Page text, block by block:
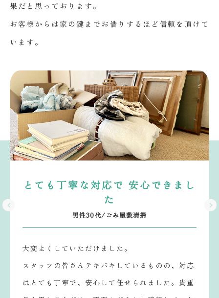
果だと思っております。
お客様からは家の鍵までお借りするほど信頼を頂けて
います。
とても丁寧な対応で 安心できまし
た
男性30代/ごみ屋敷清掃
大変よくしていただけました。
スタッフの皆さんテキパキしているものの、対応
はとても丁寧で、安心して任せられました。貴重